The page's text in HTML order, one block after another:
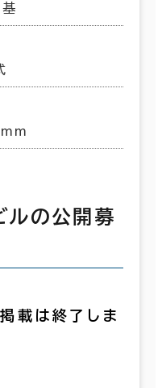
ルの公開募
載は終了しま